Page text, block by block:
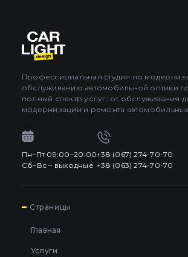
Профессиональная студия по
обслуживанию автомобильной оптики
полный спектр услуг: от обслуживания
модернизации и ремонта
Пн–Пт 09:00–20:00
Сб–Вс – выходные
+38 (067) 274-70-70
+38 (063) 274-70-70
Страницы
Главная
Услуги